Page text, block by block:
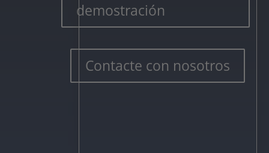
demostración
Contacte con nosotros